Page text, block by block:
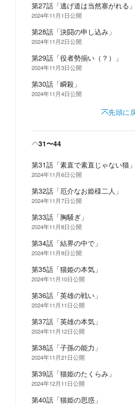
第27話「逃げ道は当然塞がれる」
2024年11月1日公開
第28話「決闘の申し込み」
2024年11月2日公開
第29話「役者勢揃い（？）」
2024年11月3日公開
第30話「瞬殺」
2024年11月4日公開
先頭に
31〜44
第31話「素直で素直じゃない猫」
2024年11月6日公開
第32話「厄介なお姫様二人」
2024年11月7日公開
第33話「胸騒ぎ」
2024年11月8日公開
第34話「結界の中で」
2024年11月9日公開
第35話「猫姫の本気」
2024年11月10日公開
第36話「英雄の戦い」
2024年11月11日公開
第37話「英雄の本気」
2024年11月12日公開
第38話「子孫の能力」
2024年11月21日公開
第39話「猫姫のたくらみ」
2024年12月11日公開
第40話「猫姫の思惑」